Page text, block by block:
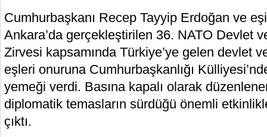
Cumhurbaşkanı Recep Tayyip Erdoğan ve
Ankara’da gerçekleştirilen 36. NATO Devlet
Zirvesi kapsamında Türkiye’ye gelen devlet
eşleri onuruna Cumhurbaşkanlığı
yemeği verdi. Basına kapalı olarak
diplomatik temasların sürdüğü önemli
çıktı.